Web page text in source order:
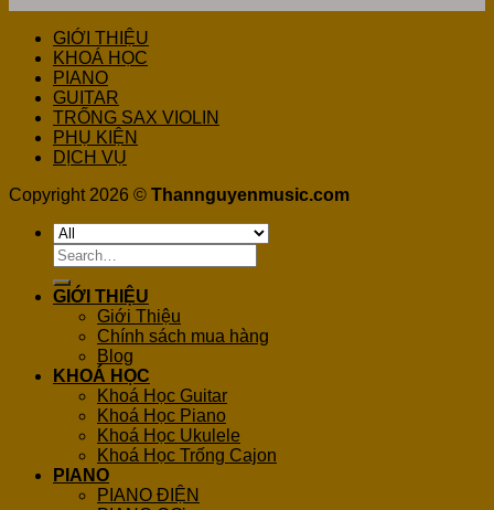
GIỚI THIỆU
KHOÁ HỌC
PIANO
GUITAR
TRỐNG SAX VIOLIN
PHỤ KIỆN
DỊCH VỤ
Copyright 2026 © Thannguyenmusic.com
Search
for:
GIỚI THIỆU
Giới Thiệu
Chính sách mua hàng
Blog
KHOÁ HỌC
Khoá Học Guitar
Khoá Học Piano
Khoá Học Ukulele
Khoá Học Trống Cajon
PIANO
PIANO ĐIỆN